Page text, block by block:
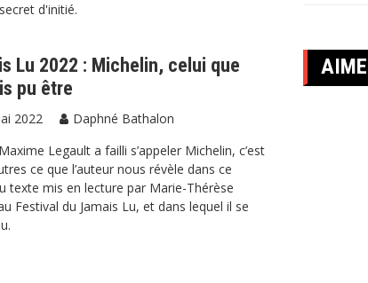
d'initié.
Lu 2022 : Michelin, celui que
pu être
2022
Daphné Bathalon
Legault a failli s’appeler Michelin, c’est
ce que l’auteur nous révèle dans ce
texte mis en lecture par Marie-Thérèse
Festival du Jamais Lu, et dans lequel il se